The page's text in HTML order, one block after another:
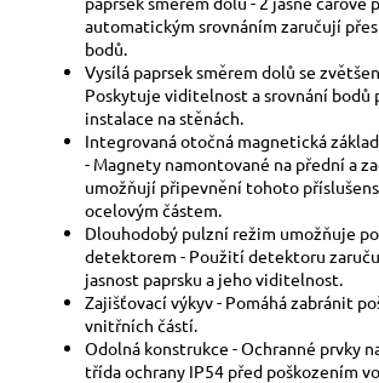
automatickým srovnáním zaručují
bodů.
Vysílá paprsek směrem dolů se
Poskytuje viditelnost a srovnání bodů
instalace na stěnách.
Integrovaná otočná magnetická
- Magnety namontované na přední a
umožňují připevnění tohoto
ocelovým částem.
Dlouhodobý pulzní režim umožňuje
detektorem - Použití detektoru
jasnost paprsku a jeho viditelnost.
Zajišťovací výkyv - Pomáhá zabránit
vnitřních částí.
Odolná konstrukce - Ochranné prvky
třída ochrany IP54 před poškozením